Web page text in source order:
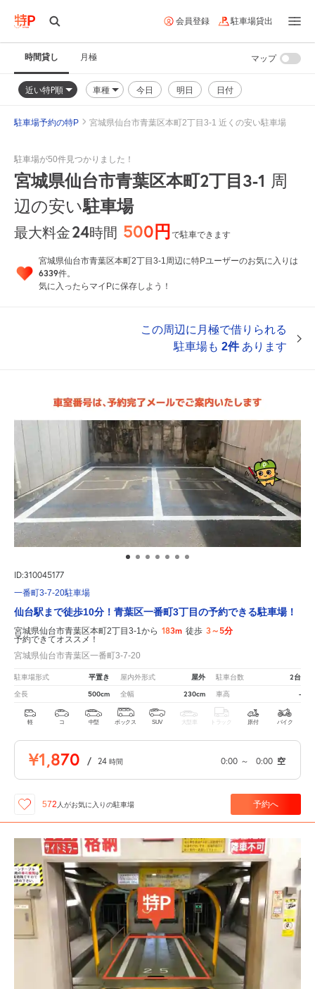
会員登録 駐車場貸出
時間貸し 月極
近い特P順 車種 今日 明日 日付
マップ
駐車場予約の特P 宮城県仙台市青葉区本町2丁目3-1 近くの安い駐車場
駐車場が50件見つかりました！
宮城県仙台市青葉区本町2丁目3-1 周
辺の安い駐車場
最大料金24時間 500円で駐車できます
宮城県仙台市青葉区本町2丁目3-1周辺に特Pユーザーのお気に入りは
6339件。
気に入ったらマイPに保存しよう！
この周辺に月極で借りられる
駐車場も 2件あります
ID:310045177
一番町3-7-20駐車場
仙台駅まで徒歩10分！青葉区一番町3丁目の予約できる駐車場！
宮城県仙台市青葉区本町2丁目3-1から 183m 徒歩 3～5分
予約できてオススメ！
宮城県仙台市青葉区一番町3-7-20
駐車場形式 平置き 屋内外形式 屋外 駐車台数 2台
全長 500cm 全幅 230cm 車高 -
軽 コ 中型 ボックス SUV 大型車 トラック 原付 バイク
¥1,870 / 24 時間 0:00 ～ 0:00 空
572 人がお気に入りの駐車場 予約へ